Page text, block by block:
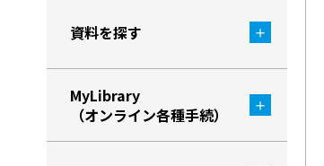
資料を探す
MyLibrary
（オンライン各種手続）